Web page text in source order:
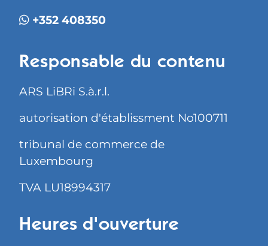
+352 408350
Responsable du contenu
ARS LiBRi S.à.r.l.
autorisation d'établissment No100711
tribunal de commerce de
Luxembourg
TVA LU18994317
Heures d'ouverture